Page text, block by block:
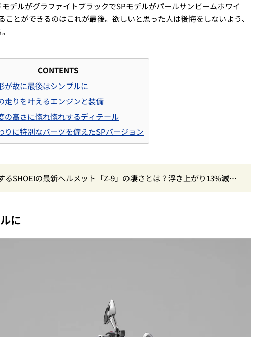
デルがグラファイトブラックでSPモデルがパールサンビームホワイ
ことができるのはこれが最後。欲しいと思った人は後悔をしないよう、
CONTENTS
が故に最後はシンプルに
走りを叶えるエンジンと装備
の高さに惚れ惚れするディテール
りに特別なパーツを備えたSPバージョン
るSHOEIの最新ヘルメット「Z-9」の凄さとは？浮き上がり13%減で
に